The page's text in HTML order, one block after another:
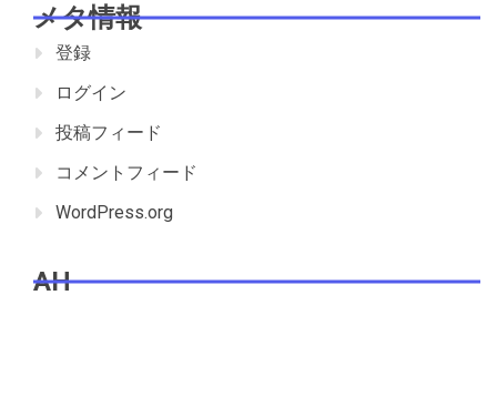
メタ情報
登録
ログイン
投稿フィード
コメントフィード
WordPress.org
AH